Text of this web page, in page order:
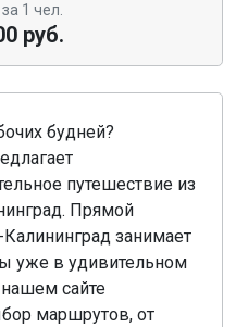
1 чел.
руб.
будней?
путешествие из
Прямой
занимает
уже в удивительном
нашем сайте
маршрутов, от